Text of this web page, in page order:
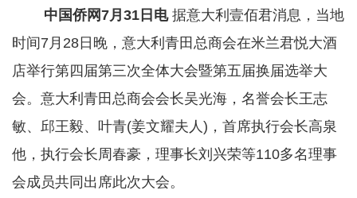
中国侨网7月31日电据意大利壹佰君消息，当地
时间7月28日晚，意大利青田总商会在米兰君悦大酒
店举行第四届第三次全体大会暨第五届换届选举大
会。意大利青田总商会会长吴光海，名誉会长王志
敏、邱王毅、叶青(姜文耀夫人)，首席执行会长高泉
他，执行会长周春豪，理事长刘兴荣等110多名理事
会成员共同出席此次大会。